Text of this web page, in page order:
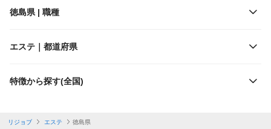
徳島県 | 職種
エステ｜都道府県
特徴から探す(全国)
リジョブ エステ 徳島県